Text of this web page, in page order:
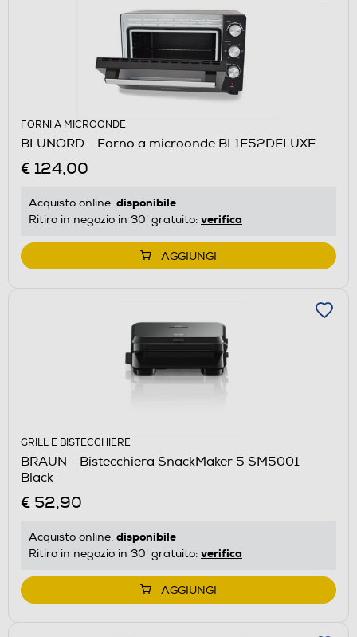
FORNI A MICROONDE
BLUNORD - Forno a microonde BL1F52DELUXE
€ 124,00
Acquisto online: disponibile
Ritiro in negozio in 30' gratuito: verifica
AGGIUNGI
GRILL E BISTECCHIERE
BRAUN - Bistecchiera SnackMaker 5 SM5001-
Black
€ 52,90
Acquisto online: disponibile
Ritiro in negozio in 30' gratuito: verifica
AGGIUNGI